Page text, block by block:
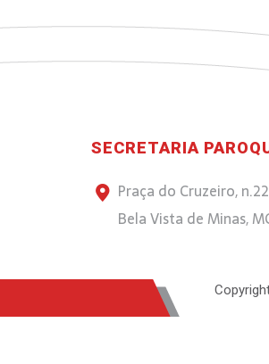
SECRETARIA
Praça do Cruzeiro,
Bela Vista de Minas,